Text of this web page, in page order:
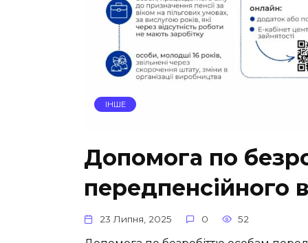
ІНШЕ
Допомога по
передпенсійного
23 Липня, 2025 0 52